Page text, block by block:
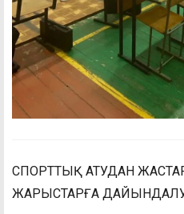
СПОРТТЫҚ АТУДАН
ЖАРЫСТАРҒА